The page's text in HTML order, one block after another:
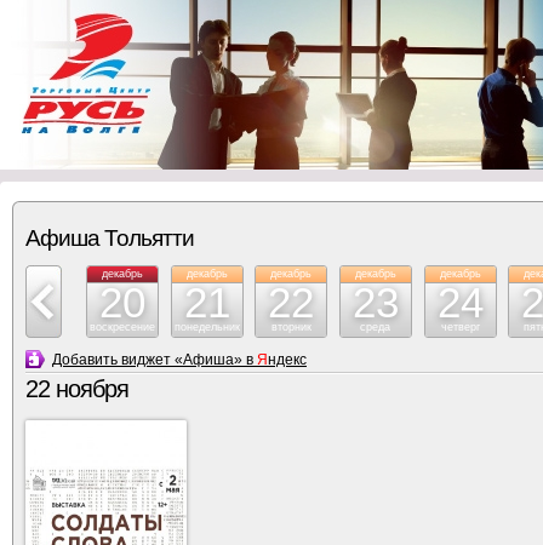
Афиша Тольятти
19
декабрь
20
воскресение
декабрь
21
понедельник
декабрь
22
вторник
декабрь
23
среда
декабрь
24
четверг
Добавить виджет «Афиша» в Яндекс
22 ноября